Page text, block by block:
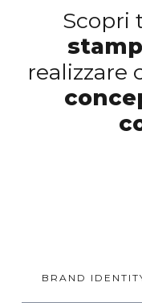
Scopri
realizzare
BRAND